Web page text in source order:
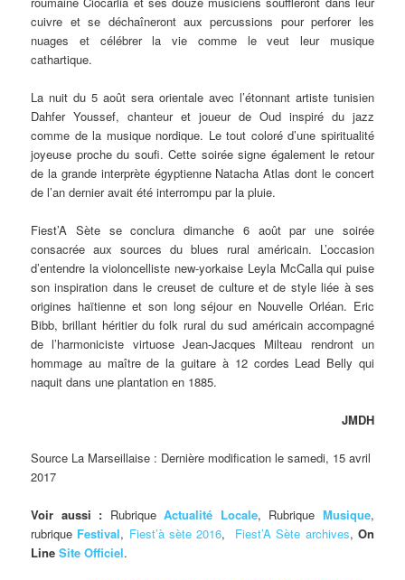
cuivre et se déchaîneront aux percussions pour perforer les
nuages et célébrer la vie comme le veut leur musique
cathartique.
La nuit du 5 août sera orientale avec l’étonnant artiste tunisien
Dahfer Youssef, chanteur et joueur de Oud inspiré du jazz
comme de la musique nordique. Le tout coloré d’une spiritualité
joyeuse proche du soufi. Cette soirée signe également le retour
de la grande interprète égyptienne Natacha Atlas dont le concert
de l’an dernier avait été interrompu par la pluie.
Fiest’A Sète se conclura dimanche 6 août par une soirée
consacrée aux sources du blues rural américain. L’occasion
d’entendre la violoncelliste new-yorkaise Leyla McCalla qui puise
son inspiration dans le creuset de culture et de style liée à ses
origines haïtienne et son long séjour en Nouvelle Orléan. Eric
Bibb, brillant héritier du folk rural du sud américain accompagné
de l’harmoniciste virtuose Jean-Jacques Milteau rendront un
hommage au maître de la guitare à 12 cordes Lead Belly qui
naquit dans une plantation en 1885.
JMDH
Source La Marseillaise : Dernière modification le samedi, 15 avril
2017
Voir aussi : RubriqueActualité Locale, Rubrique Musique,
rubrique Festival, Fiest’à sète 2016, Fiest’A Sète archives, On
Line Site Officiel.